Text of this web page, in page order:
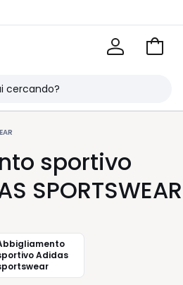
Vai
sportivo
SPORTSWEAR
Adidas